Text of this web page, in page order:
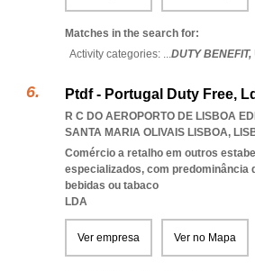
Matches in the search for:
Activity categories: ...DUTY BENEFIT,
Ptdf - Portugal Duty Free,
R C DO AEROPORTO DE LISBOA
SANTA MARIA OLIVAIS LISBOA,
Comércio a retalho em outros
especializados, com predominância
bebidas ou tabaco
LDA
Ver empresa Ver no Mapa